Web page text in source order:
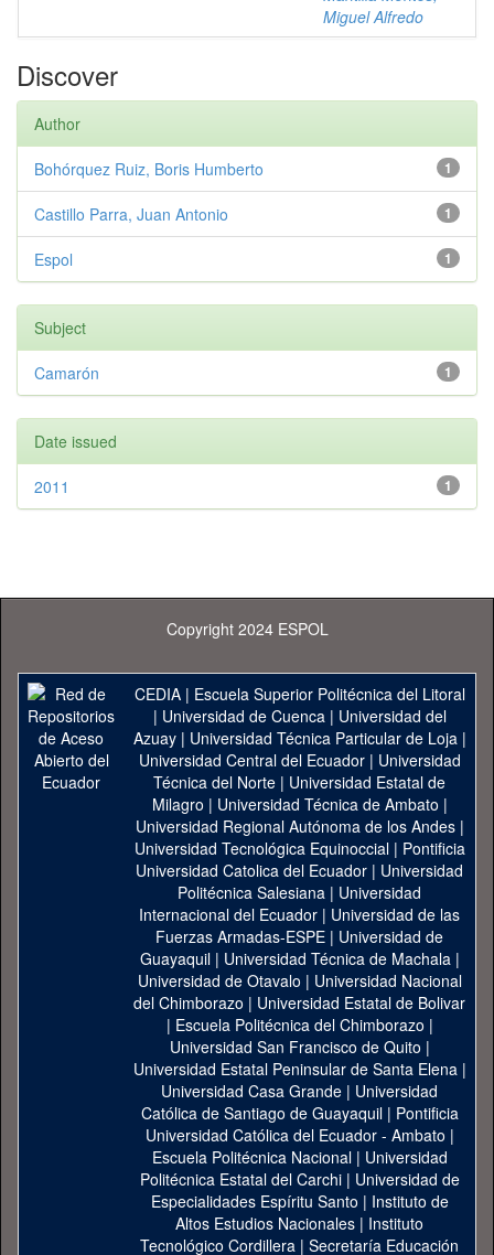
Miguel Alfredo
Discover
Author
1
Bohórquez Ruiz, Boris Humberto
1
Castillo Parra, Juan Antonio
1
Espol
Subject
1
Camarón
Date issued
1
2011
Copyright 2024 ESPOL
CEDIA| Escuela Superior Politécnica del Litoral
| Universidad de Cuenca| Universidad del
Azuay| Universidad Técnica Particular de Loja|
Universidad Central del Ecuador| Universidad
Técnica del Norte | Universidad Estatal de
Milagro | Universidad Técnica de Ambato |
Universidad Regional Autónoma de los Andes|
Universidad Tecnológica Equinoccial| Pontificia
Universidad Catolica del Ecuador | Universidad
Politécnica Salesiana | Universidad
Internacional del Ecuador | Universidad de las
Fuerzas Armadas-ESPE | Universidad de
Guayaquil| Universidad Técnica de Machala|
Universidad de Otavalo | Universidad Nacional
del Chimborazo | Universidad Estatal de Bolivar
| Escuela Politécnica del Chimborazo |
Universidad San Francisco de Quito |
Universidad Estatal Peninsular de Santa Elena|
Universidad Casa Grande | Universidad
Católica de Santiago de Guayaquil| Pontificia
Universidad Católica del Ecuador - Ambato |
Escuela Politécnica Nacional| Universidad
Politécnica Estatal del Carchi| Universidad de
Especialidades Espíritu Santo | Instituto de
Altos Estudios Nacionales | Instituto
Tecnológico Cordillera | Secretaría Educación